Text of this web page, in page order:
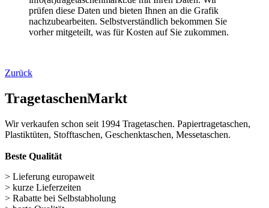
TragetaschenMarkt
Wir verkaufen schon seit 1994 Tragetaschen. Papiertragetaschen,
Plastiktüten, Stofftaschen, Geschenktaschen, Messetaschen.
> kurze Lieferzeiten
> Rabatte bei Selbstabholung
> kein Mindestbestellwert